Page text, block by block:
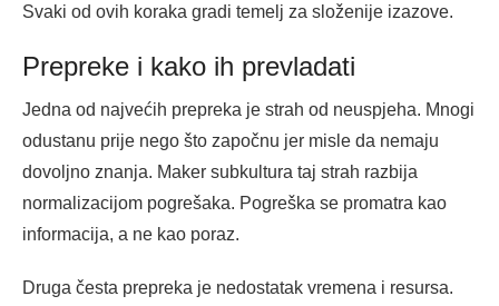
Svaki od ovih koraka gradi temelj za složenije izazove.
Prepreke i kako ih prevladati
Jedna od najvećih prepreka je strah od neuspjeha. Mnogi
odustanu prije nego što započnu jer misle da nemaju
dovoljno znanja. Maker subkultura taj strah razbija
normalizacijom pogrešaka. Pogreška se promatra kao
informacija, a ne kao poraz.
Druga česta prepreka je nedostatak vremena i resursa.